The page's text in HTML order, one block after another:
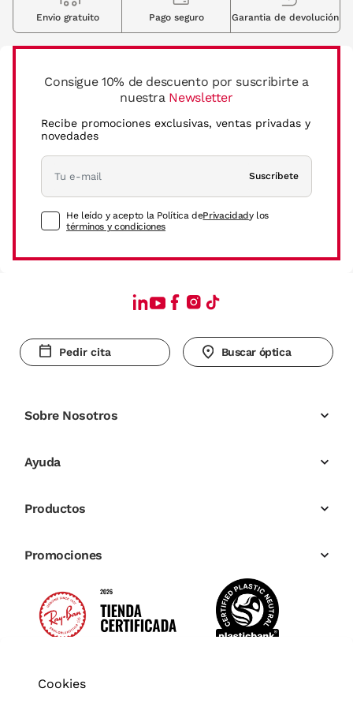
Consigue 10% de descuento por suscribirte a
nuestra Newsletter
Recibe promociones exclusivas, ventas privadas y
novedades
Suscríbete
He leído y acepto la Política dePrivacidady los
términos y condiciones
Envio gratuito Pago seguro Garantia de devolución
Pedir cita Buscar óptica
Sobre Nosotros
Ayuda
Productos
Promociones
Cookies